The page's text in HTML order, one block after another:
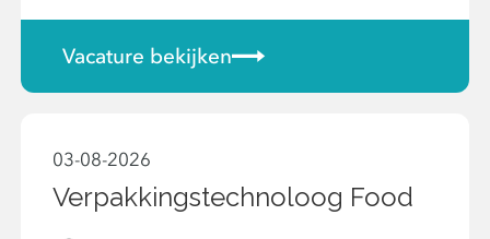
Vacature bekijken
03-08-2026
Verpakkingstechnoloog Food